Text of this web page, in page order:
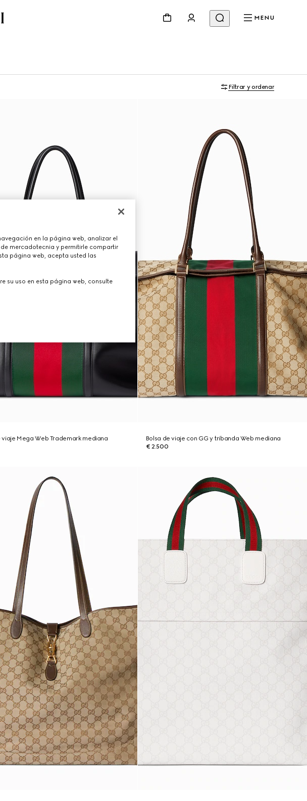
MENU
Filtrar y ordenar
viaje Mega Web Trademark mediana
Bolsa de viaje con GG y tribanda Web mediana
€ 2.500
en la página web, analizar el
mercadotecnia y permitirle compartir
página web, acepta usted las
su uso en esta página web, consulte